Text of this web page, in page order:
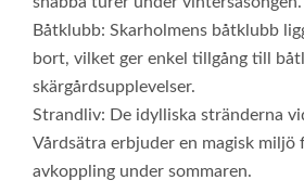
Båtklubb: Skarholmens båtklubb
bort, vilket ger enkel tillgång till
skärgårdsupplevelser.
Strandliv: De idylliska stränderna
Vårdsätra erbjuder en magisk miljö
avkoppling under sommaren.